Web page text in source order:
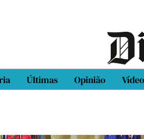
Últimas Opinião